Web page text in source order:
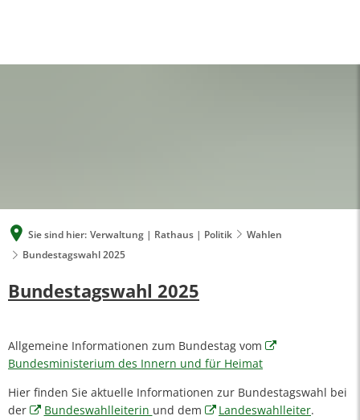
Sie sind hier: Verwaltung | Rathaus | Politik
Wahlen
Bundestagswahl 2025
Bundestagswahl
Bundestagswahl 2025
Allgemeine Informationen zum Bundestag vom
Bundesministerium des Innern und für Heimat
Hier finden Sie aktuelle Informationen zur Bundestagswahl bei
der
Bundeswahlleiterin und dem Landeswahlleiter.